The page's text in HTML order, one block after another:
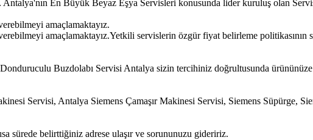
En Büyük Beyaz Eşya Servisleri konusunda lider kuruluş olan
amaçlamaktayız.
amaçlamaktayız.Yetkili servislerin özgür fiyat belirleme politikasının
Buzdolabı Servisi Antalya sizin tercihiniz doğrultusunda ürününüze
Servisi, Antalya Siemens Çamaşır Makinesi Servisi, Siemens Süpürge,
sürede belirttiğiniz adrese ulaşır ve sorununuzu gideririz.